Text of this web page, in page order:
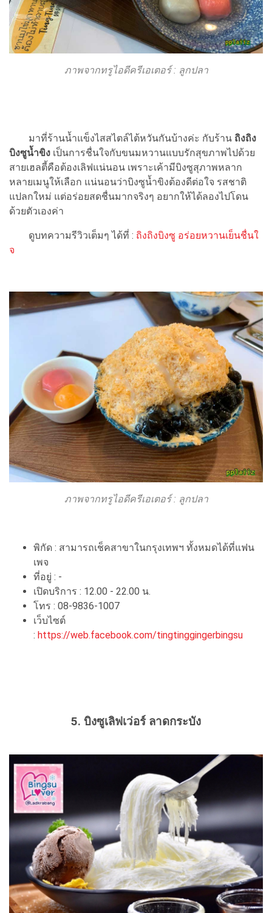
ภาพจากทรูไอดีครีเอเตอร์ : ลูกปลา
มาที่ร้านน้ำแข็งไสสไตล์ไต้หวันกันบ้างค่ะ กับร้าน ถิงถิง
บิงซูน้ำขิง เป็นการชื่นใจกับขนมหวานแบบรักสุขภาพไปด้วย
สายเฮลตี้คือต้องเลิฟแน่นอน เพราะเค้ามีบิงซูสุภาพหลาก
หลายเมนูให้เลือก แน่นอนว่าบิงซูน้ำขิงต้องดีต่อใจ รสชาติ
แปลกใหม่ แต่อร่อยสดชื่นมากจริงๆ อยากให้ได้ลองไปโดน
ด้วยตัวเองค่า
ดูบทความรีวิวเต็มๆ ได้ที่ : ถิงถิงบิงซู อร่อยหวานเย็นชื่นใ
จ
ภาพจากทรูไอดีครีเอเตอร์ : ลูกปลา
พิกัด : สามารถเช็คสาขาในกรุงเทพฯ ทั้งหมดได้ที่แฟน
เพจ
ที่อยู่ : -
เปิดบริการ : 12.00 - 22.00 น.
โทร : 08-9836-1007
เว็บไซต์
: https://web.facebook.com/tingtinggingerbingsu
5. บิงซูเลิฟเว่อร์ ลาดกระบัง